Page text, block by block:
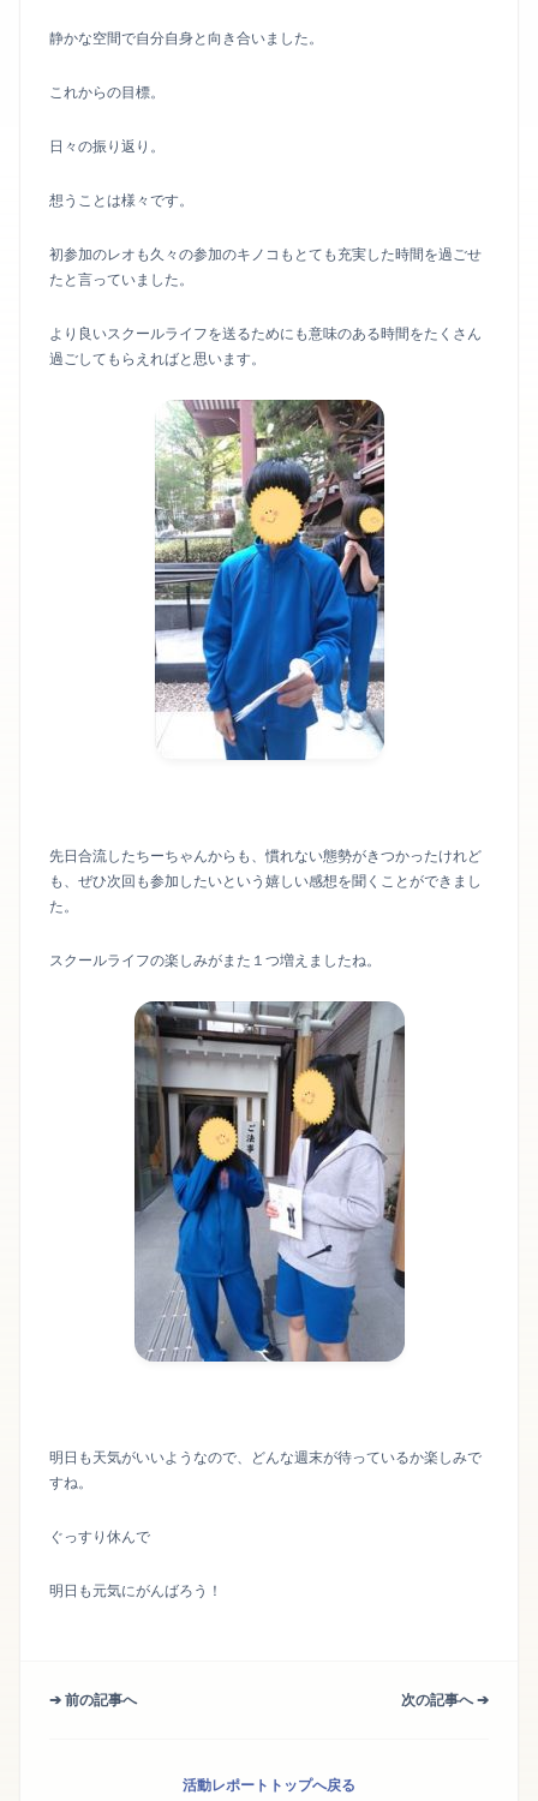
静かな空間で自分自身と向き合いました。
これからの目標。
日々の振り返り。
想うことは様々です。
初参加のレオも久々の参加のキノコもとても充実した時間を過ごせ
たと言っていました。
より良いスクールライフを送るためにも意味のある時間をたくさん
過ごしてもらえればと思います。
先日合流したちーちゃんからも、慣れない態勢がきつかったけれど
も、ぜひ次回も参加したいという嬉しい感想を聞くことができまし
た。
スクールライフの楽しみがまた１つ増えましたね。
明日も天気がいいようなので、どんな週末が待っているか楽しみで
すね。
ぐっすり休んで
明日も元気にがんばろう！
➔ 前の記事へ 次の記事へ ➔
活動レポートトップへ戻る